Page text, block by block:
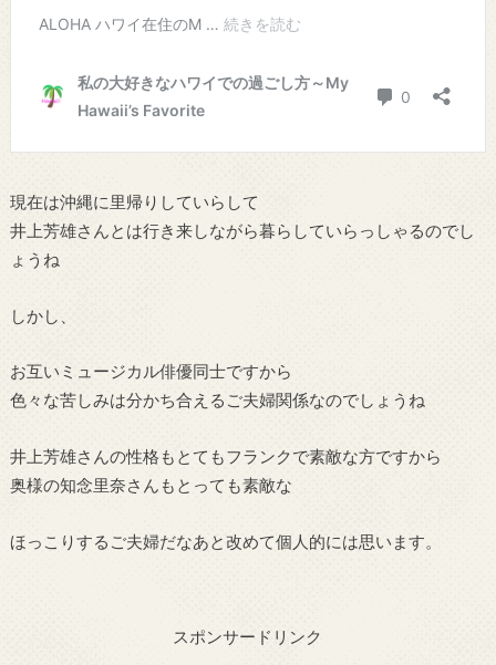
現在は沖縄に里帰りしていらして
井上芳雄さんとは行き来しながら暮らしていらっしゃるのでし
ょうね
しかし、
お互いミュージカル俳優同士ですから
色々な苦しみは分かち合えるご夫婦関係なのでしょうね
井上芳雄さんの性格もとてもフランクで素敵な方ですから
奥様の知念里奈さんもとっても素敵な
ほっこりするご夫婦だなあと改めて個人的には思います。
スポンサードリンク